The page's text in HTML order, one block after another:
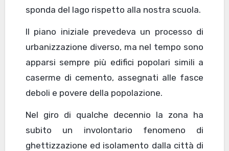
sponda del lago rispetto alla nostra scuola.
Il piano iniziale prevedeva un processo di
urbanizzazione diverso, ma nel tempo sono
apparsi sempre più edifici popolari simili a
caserme di cemento, assegnati alle fasce
deboli e povere della popolazione.
Nel giro di qualche decennio la zona ha
subito un involontario fenomeno di
ghettizzazione ed isolamento dalla città di